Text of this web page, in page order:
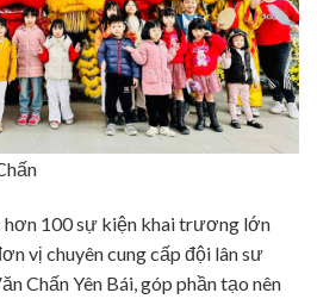
100 sự kiện khai trương lớn
vị chuyên cung cấp đội lân sư
Chấn Yên Bái, góp phần tạo nên